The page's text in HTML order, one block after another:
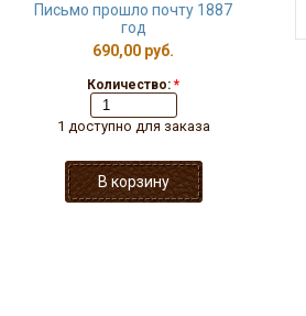
Письмо прошло почту 1887
год
690,00 руб.
Количество: *
1 доступно для заказа